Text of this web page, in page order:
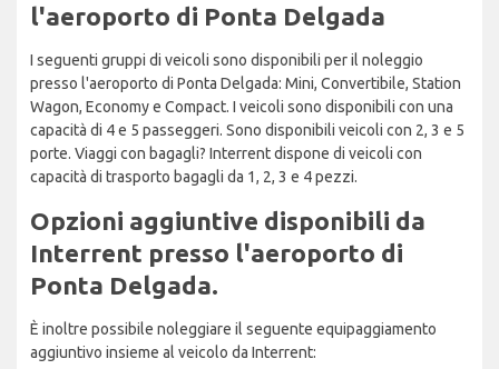
l'aeroporto di Ponta Delgada
I seguenti gruppi di veicoli sono disponibili per il noleggio
presso l'aeroporto di Ponta Delgada: Mini, Convertibile, Station
Wagon, Economy e Compact. I veicoli sono disponibili con una
capacità di 4 e 5 passeggeri. Sono disponibili veicoli con 2, 3 e 5
porte. Viaggi con bagagli? Interrent dispone di veicoli con
capacità di trasporto bagagli da 1, 2, 3 e 4 pezzi.
Opzioni aggiuntive disponibili da
Interrent presso l'aeroporto di
Ponta Delgada.
È inoltre possibile noleggiare il seguente equipaggiamento
aggiuntivo insieme al veicolo da Interrent: